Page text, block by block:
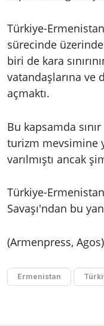
Türkiye-
sürecinde
biri de kara
vatandaşlarına
açmaktı.
Bu kapsamda
turizm mevsimine
varılmıştı ancak
Türkiye-Ermenistan
Savaşı'ndan bu
(Armenpress, Agos)
Ermenistan